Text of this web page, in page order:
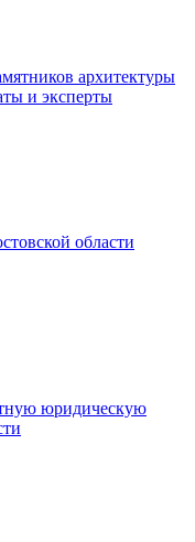
архитектуры
и эксперты
области
юридическую